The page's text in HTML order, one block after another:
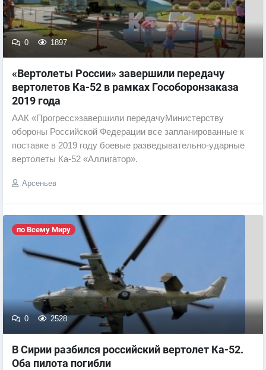
0 1897
«Вертолеты России» завершили передачу
вертолетов Ка-52 в рамках Гособоронзаказа
2019 года
ААК «Прогресс»завершили передачуМинистерству
обороны Российской Федерации все запланированные к
поставке в 2019 году боевые разведывательно-ударные
вертолеты Ка-52 «Аллигатор».
Арсеньев
по Всему Миру
0 2528
В Сирии разбился российский вертолет Ка-52.
Оба пилота погибли